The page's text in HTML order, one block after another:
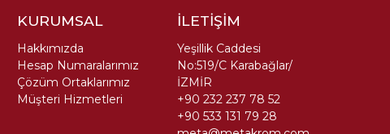
KURUMSAL
Hakkımızda
Hesap Numaralarımız
Çözüm Ortaklarımız
Müşteri Hizmetleri
İLETİŞİM
Yeşillik Caddesi
No:519/C Karabağlar/
İZMİR
+90 232 237 78 52
+90 533 131 79 28